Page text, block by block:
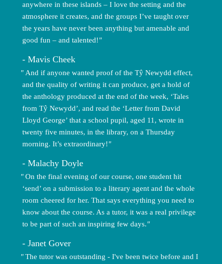
anywhere in these islands – I love the setting and the
atmosphere it creates, and the groups I’ve taught over
the years have never been anything but amenable and
good fun – and talented!
Mavis Cheek
And if anyone wanted proof of the Tŷ Newydd effect,
and the quality of writing it can produce, get a hold of
the anthology produced at the end of the week, ‘Tales
from Tŷ Newydd’, and read the ‘Letter from David
Lloyd George’ that a school pupil, aged 11, wrote in
twenty five minutes, in the library, on a Thursday
morning. It’s extraordinary!
Malachy Doyle
On the final evening of our course, one student hit
‘send’ on a submission to a literary agent and the whole
room cheered for her. That says everything you need to
know about the course. As a tutor, it was a real privilege
to be part of such an inspiring few days.
Janet Gover
The tutor was outstanding - I've been twice before and I